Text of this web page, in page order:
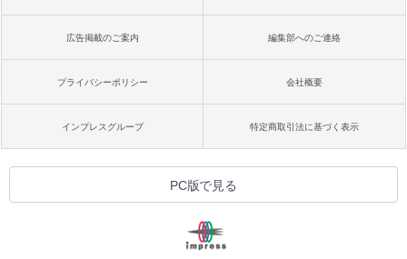
広告掲載のご案内 編集部へのご連絡
プライバシーポリシー 会社概要
インプレスグループ 特定商取引法に基づく表示
PC版で見る